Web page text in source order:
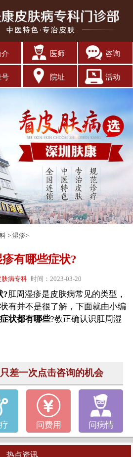
介 医师 咨询
号 院址 活动
> 湿疹>
有哪些症状?
病专科 时间：2023-03-20
?肛周湿疹是皮肤病常见的类型，
有并不是很了解，下面就由小编
状都有哪些?教正确认识肛周湿
差一次点击咨询的机会
问费用 问病情
热点资讯